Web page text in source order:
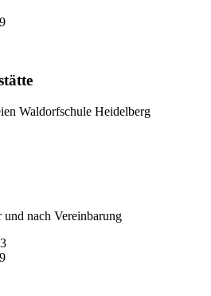
Waldorfschule Heidelberg
nach Vereinbarung